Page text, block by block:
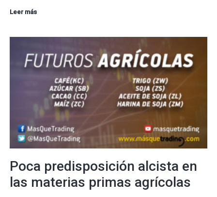
Leer másSin
materias
primas
agrícolas
Poca predisposición alcista en
las materias primas agrícolas